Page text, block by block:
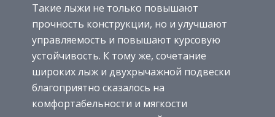
Такие лыжи не только повышают
прочность конструкции, но и улучшают
управляемость и повышают курсовую
устойчивость. К тому же, сочетание
широких лыж и двухрычажной подвески
благоприятно сказалось на
комфортабельности и мягкости